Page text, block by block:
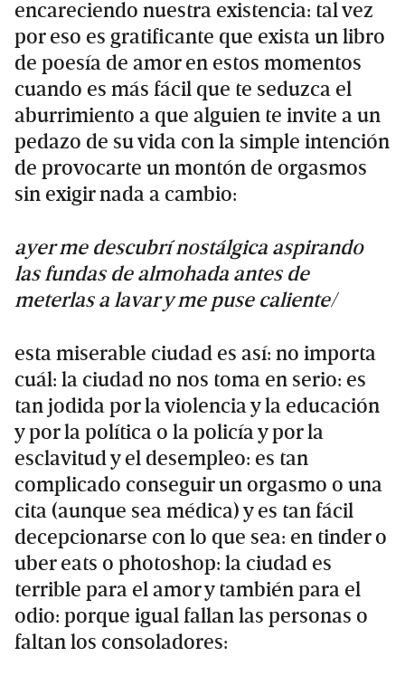
encareciendo nuestra existencia: tal vez
por eso es gratificante que exista un libro
de poesía de amor en estos momentos
cuando es más fácil que te seduzca el
aburrimiento a que alguien te invite a un
pedazo de su vida con la simple intención
de provocarte un montón de orgasmos
sin exigir nada a cambio:
ayer me descubrí nostálgica aspirando
las fundas de almohada antes de
meterlas a lavar y me puse caliente/
esta miserable ciudad es así: no importa
cuál: la ciudad no nos toma en serio: es
tan jodida por la violencia y la educación
y por la política o la policía y por la
esclavitud y el desempleo: es tan
complicado conseguir un orgasmo o una
cita (aunque sea médica) y es tan fácil
decepcionarse con lo que sea: en tinder o
uber eats o photoshop: la ciudad es
terrible para el amor y también para el
odio: porque igual fallan las personas o
faltan los consoladores: